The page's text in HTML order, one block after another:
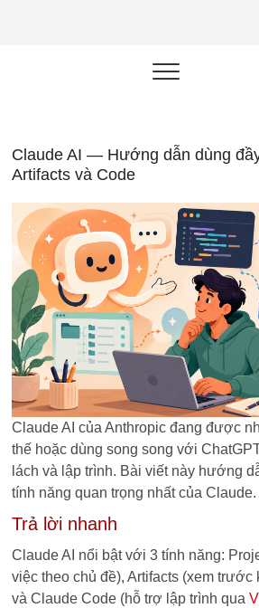
Claude AI — Hướng dẫn dùng
Artifacts và Code
Claude AI của Anthropic đang được
thế hoặc dùng song song với
lách và lập trình. Bài viết này hướng
tính năng quan trọng nhất của Claude.
Trả lời nhanh
Claude AI nổi bật với 3 tính năng:
việc theo chủ đề), Artifacts (xem trước
và Claude Code (hỗ trợ lập trình qua